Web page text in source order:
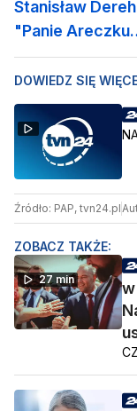
Stanisław
"Panie
DOWIEDZ SIĘ
Źródło: PAP, tvn24.pl
ZOBACZ TAKŻE:
27 min